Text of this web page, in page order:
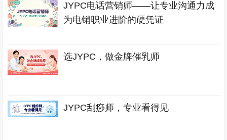
JYPC电话营销师——让专业沟通力成
为电销职业进阶的硬凭证
选JYPC，做金牌催乳师
JYPC刮痧师，专业看得见